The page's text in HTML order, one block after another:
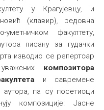
у Крагујевцу, и
(клавир), редовна
факултету,
писану за гудачки
изводио се репертоар
композитора
и савремене
аутора, па су посетиоци
композиције: Јасне